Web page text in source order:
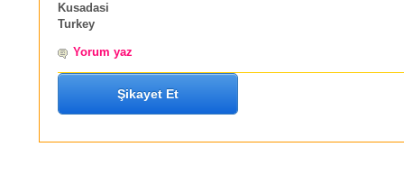
Kusadasi
Turkey
Yorum yaz
Şikayet Et